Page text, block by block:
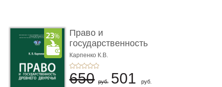
Право и
государственность
Древнего Двуречья. �
...
Карпенко К.В.
650 руб. 501 руб.